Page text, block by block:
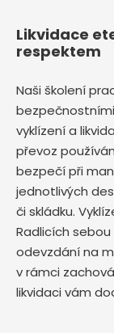
Likvidace
respektem
Naši školení
vyklízení a
převoz
bezpečí při
jednotlivých
či skládku.
Radlicích
odevzdání na
v rámci
likvidaci vám